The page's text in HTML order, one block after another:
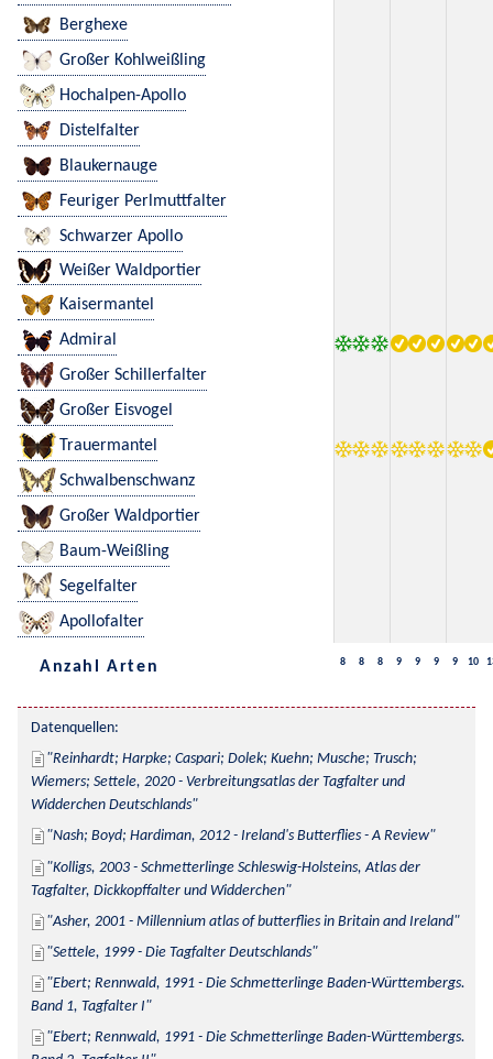
Berghexe
Großer Kohlweißling
Hochalpen-Apollo
Distelfalter
Blaukernauge
Feuriger Perlmuttfalter
Schwarzer Apollo
Weißer Waldportier
Kaisermantel
Admiral
Großer Schillerfalter
Großer Eisvogel
Trauermantel
Schwalbenschwanz
Großer Waldportier
Baum-Weißling
Segelfalter
Apollofalter
Anzahl Arten 8 8 8 9 9 9 9 10
Datenquellen:
Reinhardt; Harpke; Caspari; Dolek; Kuehn; Musche; Trusch;
Wiemers; Settele, 2020 - Verbreitungsatlas der Tagfalter und
Widderchen Deutschlands
Nash; Boyd; Hardiman, 2012 - Ireland's Butterflies - A Review
Kolligs, 2003 - Schmetterlinge Schleswig-Holsteins, Atlas der
Tagfalter, Dickkopffalter und Widderchen
Asher, 2001 - Millennium atlas of butterflies in Britain and Ireland
Settele, 1999 - Die Tagfalter Deutschlands
Ebert; Rennwald, 1991 - Die Schmetterlinge Baden-Württembergs.
Band 1, Tagfalter I
Ebert; Rennwald, 1991 - Die Schmetterlinge Baden-Württembergs.